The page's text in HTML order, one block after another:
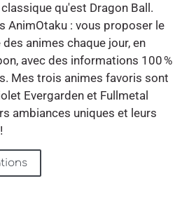
qu'est Dragon Ball.
AnimOtaku : vous proposer le
animes chaque jour, en
avec des informations 100 %
Mes trois animes favoris sont
Evergarden et Fullmetal
ambiances uniques et leurs